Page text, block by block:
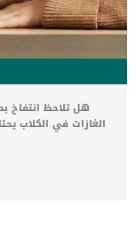
هل تلاحظ انتفاخ
الغازات في الكلاب
الغير سارة على
وتؤذي الآخرين.